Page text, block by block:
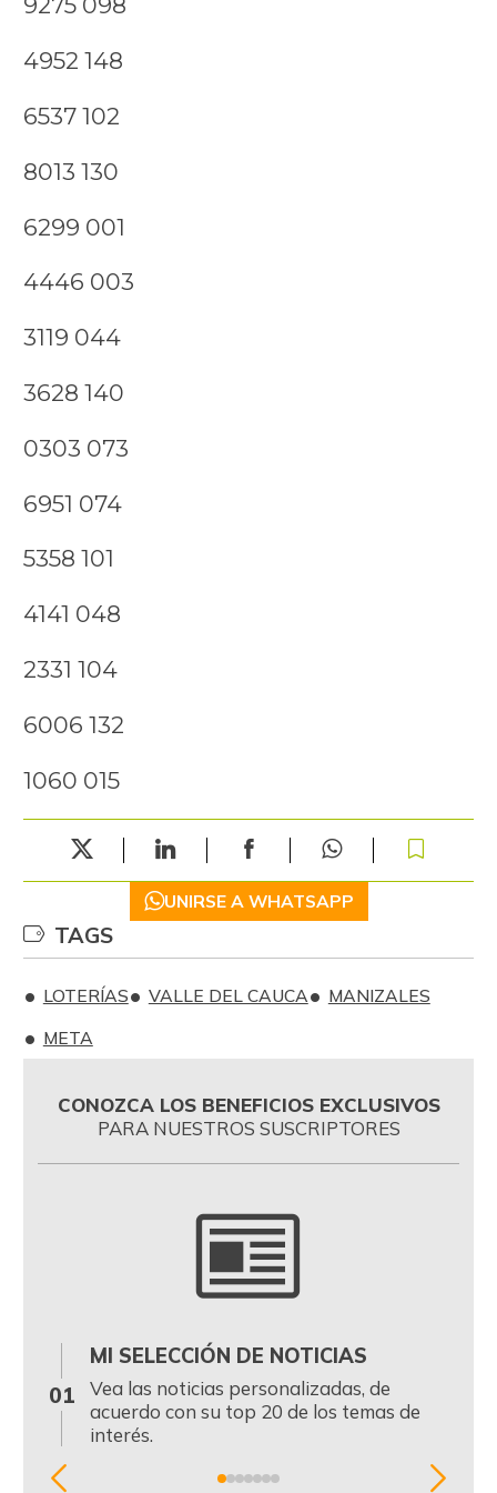
4952 148
6537 102
8013 130
6299 001
4446 003
3119 044
3628 140
0303 073
6951 074
5358 101
4141 048
2331 104
6006 132
1060 015
UNIRSE A WHATSAPP
TAGS
LOTERÍAS VALLE DEL CAUCA
MANIZALES
META
CONOZCA LOS BENEFICIOS EXCLUSIVOS
PARA NUESTROS SUSCRIPTORES
01
MI SELECCIÓN DE NOTICIAS
Vea las noticias personalizadas, de
acuerdo con su top 20 de los temas de
interés.
Item